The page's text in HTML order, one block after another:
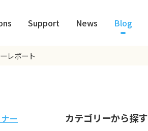
Support News Blog
レポート
カテゴリーから探す
ー